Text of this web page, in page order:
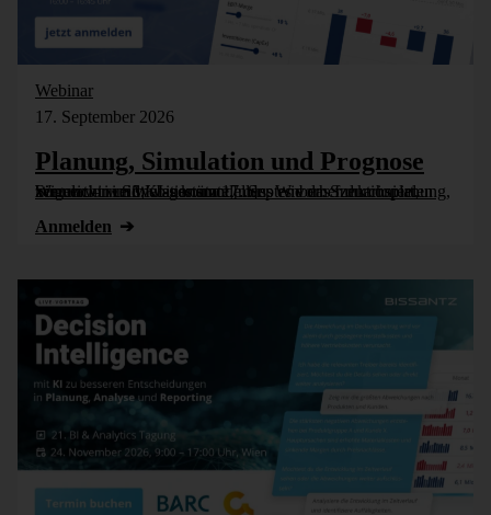
Webinar
17. September 2026
Planung, Simulation und Prognose
Wer nicht weiß, was kommt, muss es vorher durchspielen können – in Simulationsmodellen. Wie das funktioniert, zeigen wir im Webinar am 17. September: Szenarioplanung, Simulation und KI-gestützte [...]
Anmelden